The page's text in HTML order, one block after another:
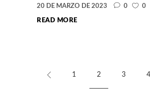
20 DE MARZO DE 2023 0 0
READ MORE
1 2 3 4